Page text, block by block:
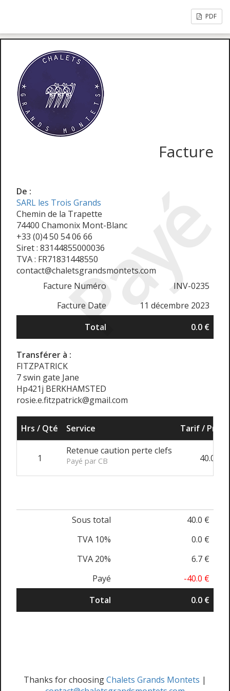
PDF
Payé
Facture
De :
SARL les Trois Grands
Chemin de la Trapette
74400 Chamonix Mont-Blanc
+33 (0)4 50 54 06 66
Siret : 83144855000036
TVA : FR71831448550
contact@chaletsgrandsmontets.com
Facture Numéro
INV-0235
Facture Date
11 décembre 2023
Total
0.0 €
Transférer à :
FITZPATRICK
7 swin gate Jane
Hp421j BERKHAMSTED
rosie.e.fitzpatrick@gmail.com
Hrs / Qté Service Tarif / Prix
1
Retenue caution perte clefs
Payé par CB 40.0 €
Sous total
40.0 €
TVA 10%
0.0 €
TVA 20%
6.7 €
Payé
-40.0 €
Total
0.0 €
Thanks for choosingChalets Grands Montets |